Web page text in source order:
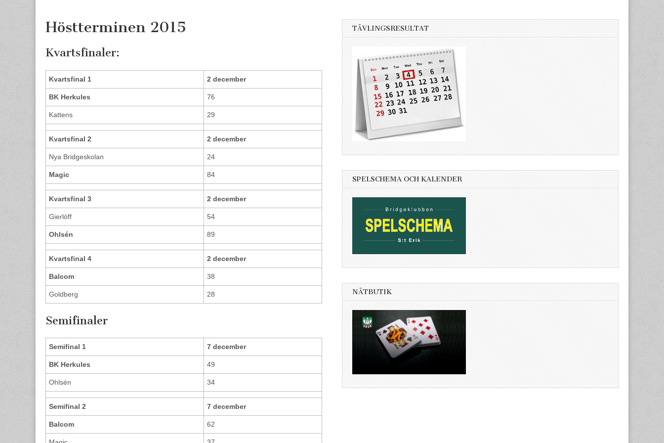
Höstterminen 2015
Kvartsfinaler:
Kvartsfinal 1 2 december
BK Herkules 76
Kattens 29
Kvartsfinal 2 2 december
Nya Bridgeskolan 24
Magic 84
Kvartsfinal 3 2 december
Gierlöff 54
Ohlsén 89
Kvartsfinal 4 2 december
Balcom 38
Goldberg 28
Semifinaler
Semifinal 1 7 december
BK Herkules 49
Ohlsén 34
Semifinal 2 7 december
Balcom 62
TÄVLINGSRESULTAT
SPELSCHEMA OCH KALENDER
NÄTBUTIK